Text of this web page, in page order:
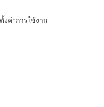
ตั้งค่าการใช้งาน